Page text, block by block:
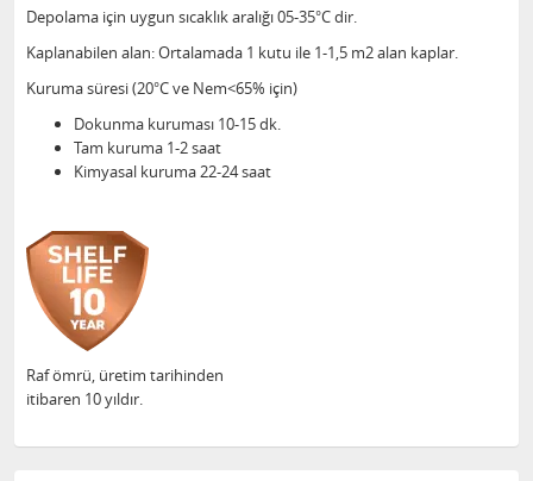
Depolama için uygun sıcaklık aralığı 05-35°C dir.
Kaplanabilen alan: Ortalamada 1 kutu ile 1-1,5 m2 alan kaplar.
Kuruma süresi (20°C ve Nem<65% için)
Dokunma kuruması 10-15 dk.
Tam kuruma 1-2 saat
Kimyasal kuruma 22-24 saat
Raf ömrü, üretim tarihinden
itibaren 10 yıldır.